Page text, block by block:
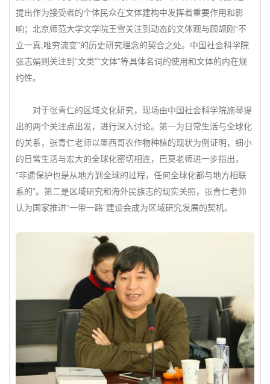
提出作为接受者的个体民众在文体建构中发挥着重要作用和影
响；北京师范大学文学院王雪关注到动态的文体观与顾颉刚“不
立一真,唯穷流变”的历史研究理念的契合之处。中国社会科学院
张志娟则关注到“文类”“文体”等具体名词的使用和文体的内在规
约性。
对于张青仁的区域文化研究，现场由中国社会科学院施琴提
出的两个关注点出发，进行深入讨论。第一为日常生活与全球化
的关系，张青仁老师以墨西哥农作物种植的现状为例证明，细小
的日常生活与宏大的全球化密切相连，巴莫老师进一步指出，
“非遗保护也是从地方到全球的过程，任何全球化都与地方相联
系的”。第二是区域研究和海外民族志的现实关照，张青仁老师
认为国家推进“一带一路”建设会成为区域研究发展的契机。